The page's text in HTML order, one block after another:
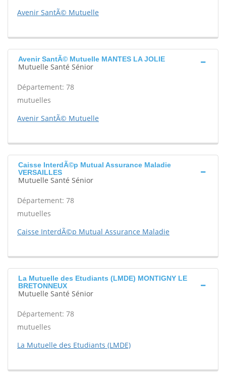
Avenir SantÃ© Mutuelle
Avenir SantÃ© Mutuelle MANTES LA JOLIE
Mutuelle Santé Sénior
Département: 78
mutuelles
Avenir SantÃ© Mutuelle
Caisse InterdÃ©p Mutual Assurance Maladie
VERSAILLES
Mutuelle Santé Sénior
Département: 78
mutuelles
Caisse InterdÃ©p Mutual Assurance Maladie
La Mutuelle des Etudiants (LMDE) MONTIGNY LE
BRETONNEUX
Mutuelle Santé Sénior
Département: 78
mutuelles
La Mutuelle des Etudiants (LMDE)